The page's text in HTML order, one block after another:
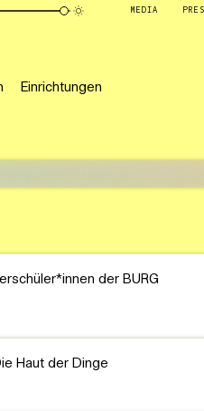
MEDIA
Einrichtungen
der BURG
Haut der Dinge